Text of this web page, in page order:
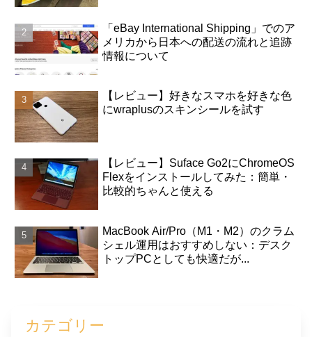
「eBay International Shipping」でのア
メリカから日本への配送の流れと追跡
情報について
【レビュー】好きなスマホを好きな色
にwraplusのスキンシールを試す
【レビュー】Suface Go2にChromeOS
Flexをインストールしてみた：簡単・
比較的ちゃんと使える
MacBook Air/Pro（M1・M2）のクラム
シェル運用はおすすめしない：デスク
トップPCとしても快適だが...
カテゴリー